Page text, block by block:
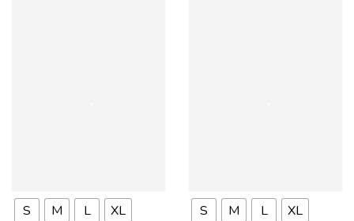
S M L XL S M L XL